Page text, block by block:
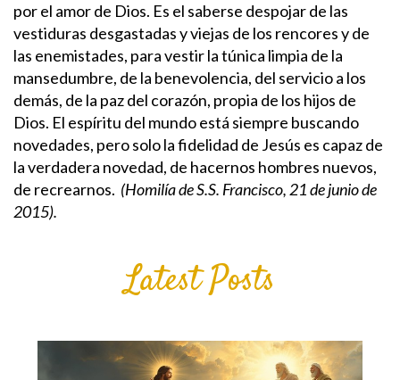
por el amor de Dios. Es el saberse despojar de las
vestiduras desgastadas y viejas de los rencores y de
las enemistades, para vestir la túnica limpia de la
mansedumbre, de la benevolencia, del servicio a los
demás, de la paz del corazón, propia de los hijos de
Dios. El espíritu del mundo está siempre buscando
novedades, pero solo la fidelidad de Jesús es capaz de
la verdadera novedad, de hacernos hombres nuevos,
de recrearnos. (Homilía de S.S. Francisco, 21 de junio de
2015).
Latest Posts